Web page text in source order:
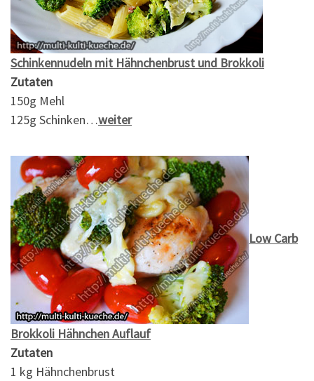
Schinkennudeln mit Hähnchenbrust und Brokkoli
Zutaten
150g Mehl
125g Schinken…weiter
Low Carb
Brokkoli Hähnchen Auflauf
Zutaten
1 kg Hähnchenbrust